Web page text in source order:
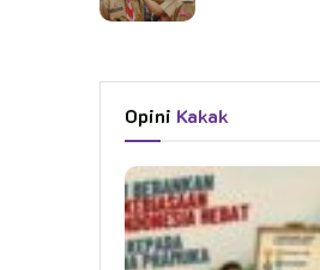
Opini Kakak